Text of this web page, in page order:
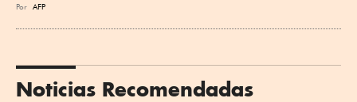
Por AFP
Noticias Recomendadas